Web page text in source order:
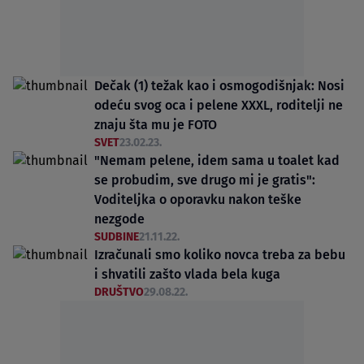
Dečak (1) težak kao i osmogodišnjak: Nosi
odeću svog oca i pelene XXXL, roditelji ne
znaju šta mu je FOTO
SVET23.02.23.
"Nemam pelene, idem sama u toalet kad
se probudim, sve drugo mi je gratis":
Voditeljka o oporavku nakon teške
nezgode
SUDBINE21.11.22.
Izračunali smo koliko novca treba za bebu
i shvatili zašto vlada bela kuga
DRUŠTVO29.08.22.